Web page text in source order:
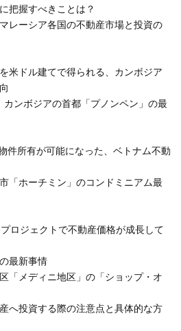
把握すべきことは？
レーシア各国の不動産市場と投資の
米ドル建てで得られる、カンボジア
ンボジアの首都「プノンペン」の最
所有が可能になった、ベトナム不動
「ホーチミン」のコンドミニアム最
ロジェクトで不動産価格が成長して
最新事情
「メディニ地区」の「ショップ・オ
へ投資する際の注意点と具体的な方